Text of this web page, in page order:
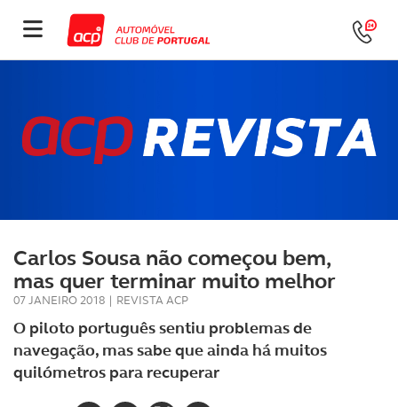
Carlos Sousa não começou bem,
mas quer terminar muito melhor
07 JANEIRO 2018 | REVISTA ACP
O piloto português sentiu problemas de
navegação, mas sabe que ainda há muitos
quilómetros para recuperar